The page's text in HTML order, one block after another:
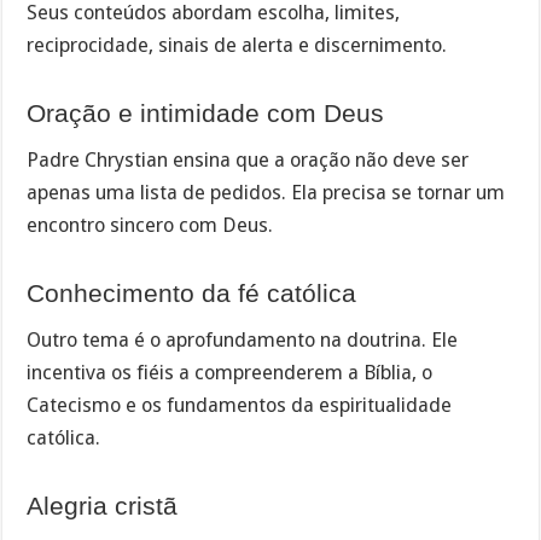
Seus conteúdos abordam escolha, limites,
reciprocidade, sinais de alerta e discernimento.
Oração e intimidade com Deus
Padre Chrystian ensina que a oração não deve ser
apenas uma lista de pedidos. Ela precisa se tornar um
encontro sincero com Deus.
Conhecimento da fé católica
Outro tema é o aprofundamento na doutrina. Ele
incentiva os fiéis a compreenderem a Bíblia, o
Catecismo e os fundamentos da espiritualidade
católica.
Alegria cristã